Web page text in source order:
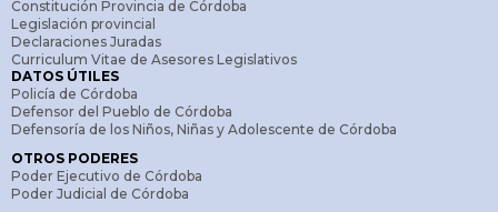
Constitución Provincia de Córdoba
Legislación provincial
Declaraciones Juradas
Curriculum Vitae de Asesores Legislativos
DATOS ÚTILES
Policía de Córdoba
Defensor del Pueblo de Córdoba
Defensoría de los Niños, Niñas y Adolescente de Córdoba
OTROS PODERES
Poder Ejecutivo de Córdoba
Poder Judicial de Córdoba